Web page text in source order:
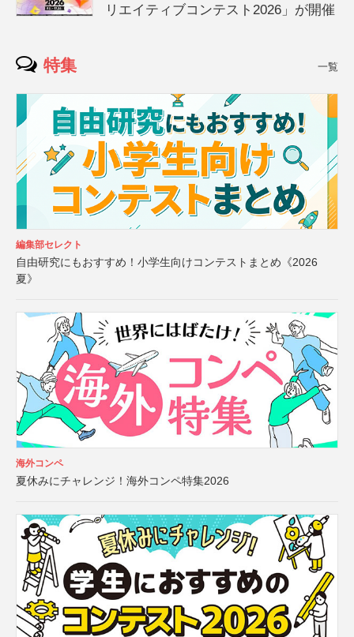
リエイティブコンテスト2026」が開催
特集 一覧
編集部セレクト
自由研究にもおすすめ！小学生向けコンテストまとめ《2026
夏》
海外コンペ
夏休みにチャレンジ！海外コンペ特集2026